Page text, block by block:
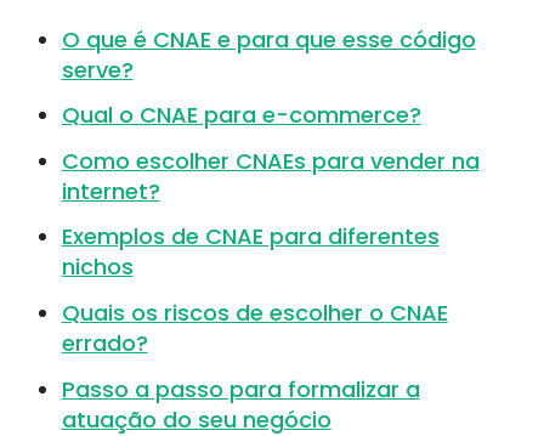
O que é CNAE e para que esse código
serve?
Qual o CNAE para e-commerce?
Como escolher CNAEs para vender na
internet?
Exemplos de CNAE para diferentes
nichos
Quais os riscos de escolher o CNAE
errado?
Passo a passo para formalizar a
atuação do seu negócio